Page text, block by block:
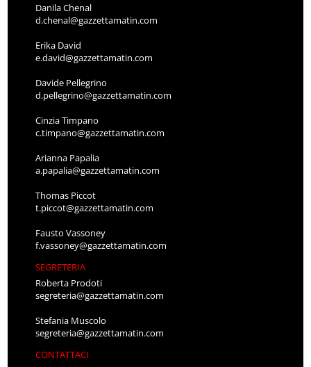
Danila Chenal
d.chenal@gazzettamatin.com
Erika David
e.david@gazzettamatin.com
Davide Pellegrino
d.pellegrino@gazzettamatin.com
Cinzia Timpano
c.timpano@gazzettamatin.com
Arianna Papalia
a.papalia@gazzettamatin.com
Thomas Piccot
t.piccot@gazzettamatin.com
Fausto Vassoney
f.vassoney@gazzettamatin.com
SEGRETERIA
Roberta Prodoti
segreteria@gazzettamatin.com
Stefania Muscolo
segreteria@gazzettamatin.com
CONTATTACI